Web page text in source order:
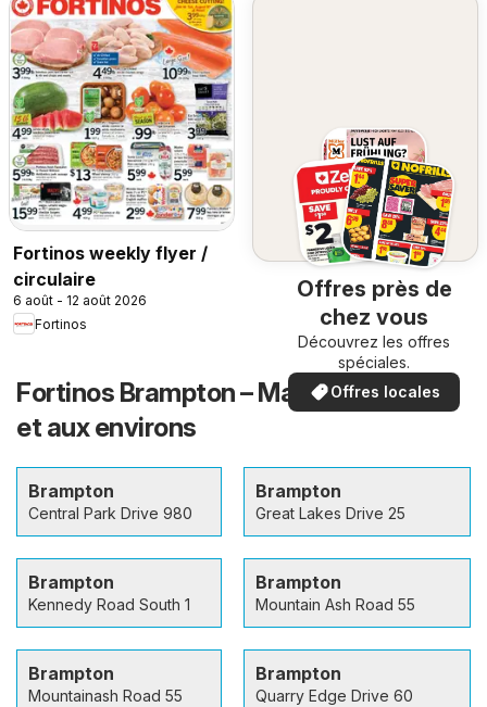
Fortinos weekly flyer /
circulaire
6 août - 12 août 2026
Fortinos
Offres près de
chez vous
Découvrez les offres
spéciales.
Offres locales
Fortinos Brampton – Magasins en ville
et aux environs
Brampton
Central Park Drive 980
Brampton
Great Lakes Drive 25
Brampton
Kennedy Road South 1
Brampton
Mountain Ash Road 55
Brampton
Mountainash Road 55
Brampton
Quarry Edge Drive 60